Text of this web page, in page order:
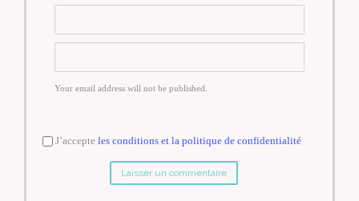
Your email address will not be published.
J’accepte les conditions et la politique de confidentialité